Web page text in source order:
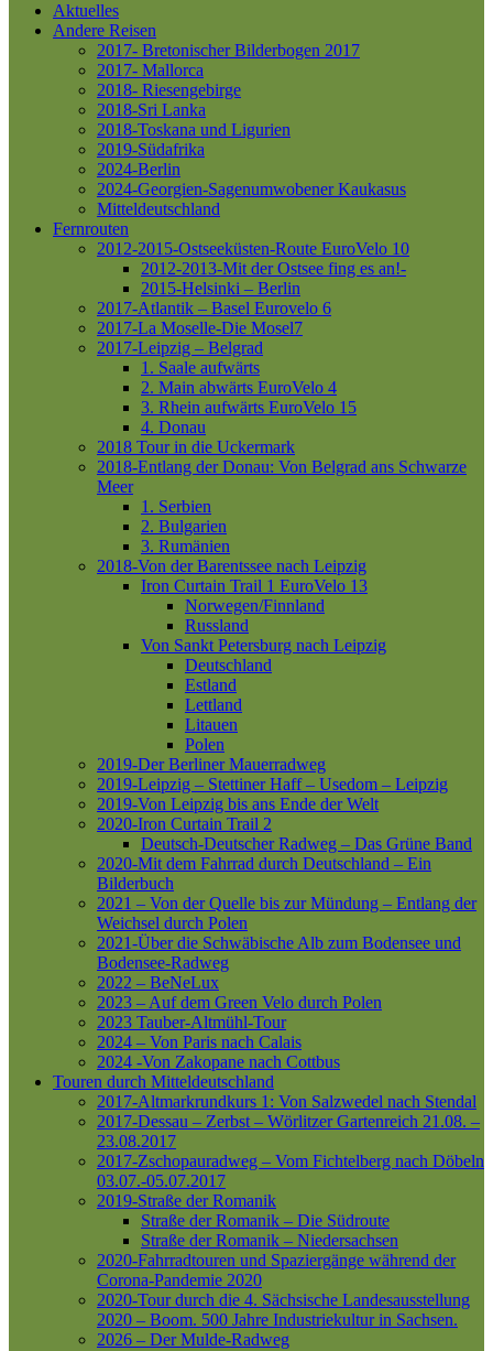
Aktuelles
Andere Reisen
2017- Bretonischer Bilderbogen 2017
2017- Mallorca
2018- Riesengebirge
2018-Sri Lanka
2018-Toskana und Ligurien
2019-Südafrika
2024-Berlin
2024-Georgien-Sagenumwobener Kaukasus
Mitteldeutschland
Fernrouten
2012-2015-Ostseeküsten-Route EuroVelo 10
2012-2013-Mit der Ostsee fing es an!-
2015-Helsinki – Berlin
2017-Atlantik – Basel Eurovelo 6
2017-La Moselle-Die Mosel7
2017-Leipzig – Belgrad
1. Saale aufwärts
2. Main abwärts EuroVelo 4
3. Rhein aufwärts EuroVelo 15
4. Donau
2018 Tour in die Uckermark
2018-Entlang der Donau: Von Belgrad ans Schwarze
Meer
1. Serbien
2. Bulgarien
3. Rumänien
2018-Von der Barentssee nach Leipzig
Iron Curtain Trail 1 EuroVelo 13
Norwegen/Finnland
Russland
Von Sankt Petersburg nach Leipzig
Deutschland
Estland
Lettland
Litauen
Polen
2019-Der Berliner Mauerradweg
2019-Leipzig – Stettiner Haff – Usedom – Leipzig
2019-Von Leipzig bis ans Ende der Welt
2020-Iron Curtain Trail 2
Deutsch-Deutscher Radweg – Das Grüne Band
2020-Mit dem Fahrrad durch Deutschland – Ein
Bilderbuch
2021 – Von der Quelle bis zur Mündung – Entlang der
Weichsel durch Polen
2021-Über die Schwäbische Alb zum Bodensee und
Bodensee-Radweg
2022 – BeNeLux
2023 – Auf dem Green Velo durch Polen
2023 Tauber-Altmühl-Tour
2024 – Von Paris nach Calais
2024 -Von Zakopane nach Cottbus
Touren durch Mitteldeutschland
2017-Altmarkrundkurs 1: Von Salzwedel nach Stendal
2017-Dessau – Zerbst – Wörlitzer Gartenreich 21.08. –
23.08.2017
2017-Zschopauradweg – Vom Fichtelberg nach Döbeln
03.07.-05.07.2017
2019-Straße der Romanik
Straße der Romanik – Die Südroute
Straße der Romanik – Niedersachsen
2020-Fahrradtouren und Spaziergänge während der
Corona-Pandemie 2020
2020-Tour durch die 4. Sächsische Landesausstellung
2020 – Boom. 500 Jahre Industriekultur in Sachsen.
2026 – Der Mulde-Radweg